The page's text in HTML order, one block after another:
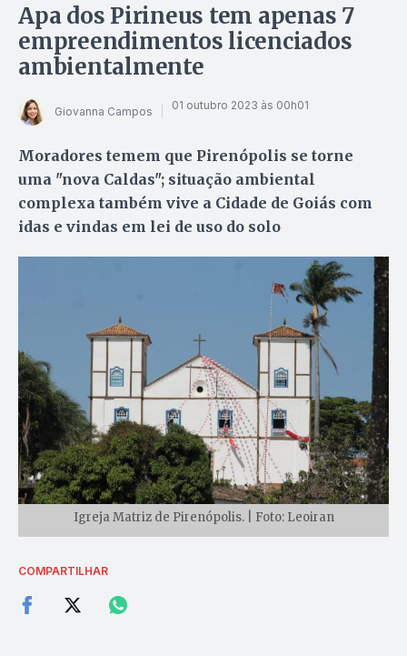
Apa dos Pirineus tem apenas 7
empreendimentos licenciados
ambientalmente
Giovanna Campos 01 outubro 2023 às 00h01
Moradores temem que Pirenópolis se torne
uma "nova Caldas"; situação ambiental
complexa também vive a Cidade de Goiás com
idas e vindas em lei de uso do solo
Igreja Matriz de Pirenópolis. | Foto: Leoiran
COMPARTILHAR